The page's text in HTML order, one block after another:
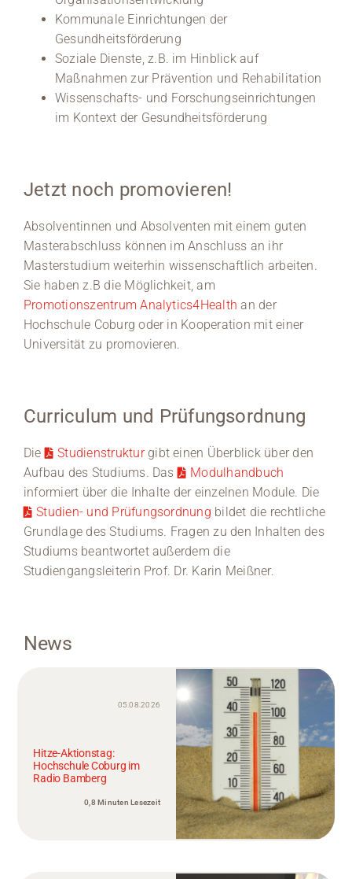
Kommunale Einrichtungen der
Gesundheitsförderung
Soziale Dienste, z.B. im Hinblick auf
Maßnahmen zur Prävention und Rehabilitation
Wissenschafts- und Forschungseinrichtungen
im Kontext der Gesundheitsförderung
Jetzt noch promovieren!
Absolventinnen und Absolventen mit einem guten
Masterabschluss können im Anschluss an ihr
Masterstudium weiterhin wissenschaftlich arbeiten.
Sie haben z.B die Möglichkeit, am
Promotionszentrum Analytics4Health an der
Hochschule Coburg oder in Kooperation mit einer
Universität zu promovieren.
Curriculum und Prüfungsordnung
Die Studienstrukturgibt einen Überblick über den
Aufbau des Studiums. Das
Modulhandbuch
informiert über die Inhalte der einzelnen Module. Die
Studien- und Prüfungsordnung bildet die rechtliche
Grundlage des Studiums. Fragen zu den Inhalten des
Studiums beantwortet außerdem die
Studiengangsleiterin Prof. Dr. Karin Meißner.
News
05.08.2026
Hitze-Aktionstag:
Hochschule Coburg im
Radio Bamberg
0,8 Minuten Lesezeit